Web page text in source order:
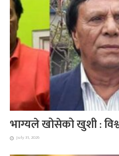
भाग्यले खोसेको खुशी :
July 31, 2026